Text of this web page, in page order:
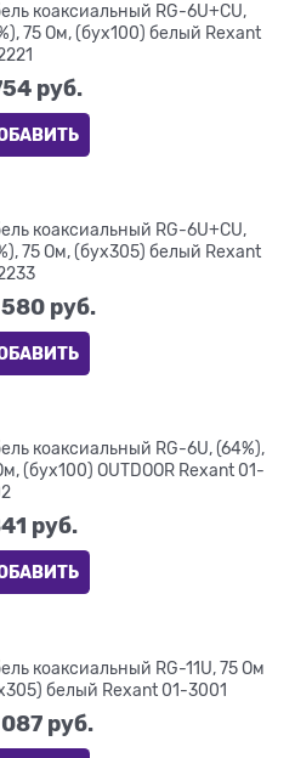
коаксиальный RG-6U+CU,
75 Ом, (бух100) белый Rexant
руб.
коаксиальный RG-6U+CU,
75 Ом, (бух305) белый Rexant
580 руб.
коаксиальный RG-6U, (64%),
(бух100) OUTDOOR Rexant 01-
руб.
коаксиальный RG-11U, 75 Ом
белый Rexant 01-3001
руб.